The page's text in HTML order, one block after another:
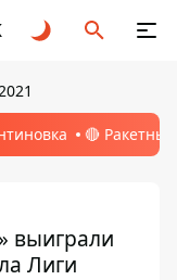
🔴
выиграли
Лиги